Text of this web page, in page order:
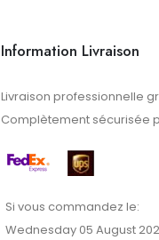
Information Livraison
Livraison professionnelle
Complètement sécurisée
Si vous commandez le:
Wednesday 05 August